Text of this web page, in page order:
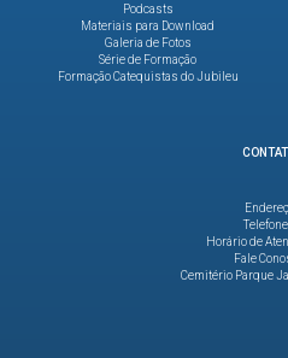
Podcasts
Materiais para Download
Galeria de Fotos
Série de Formação
Formação Catequistas do Jubileu
Horário de
Fale
Cemitério Parque